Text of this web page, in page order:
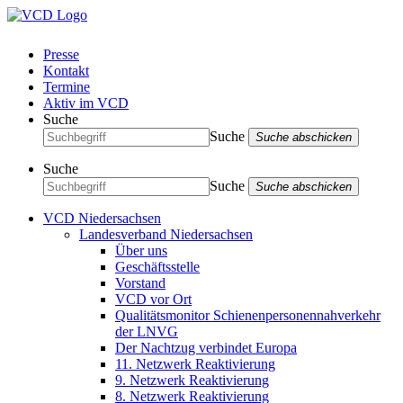
Presse
Kontakt
Termine
Aktiv im VCD
Suche
Suche
Suche abschicken
Suche
Suche
Suche abschicken
VCD Niedersachsen
Landesverband Niedersachsen
Über uns
Geschäftsstelle
Vorstand
VCD vor Ort
Qualitätsmonitor Schienenpersonennahverkehr
der LNVG
Der Nachtzug verbindet Europa
11. Netzwerk Reaktivierung
9. Netzwerk Reaktivierung
8. Netzwerk Reaktivierung